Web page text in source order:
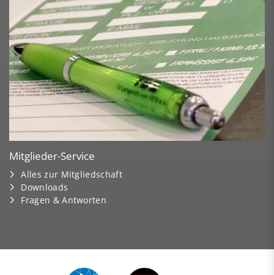
Mitglieder-Service
Alles zur Mitgliedschaft
Downloads
Fragen & Antworten